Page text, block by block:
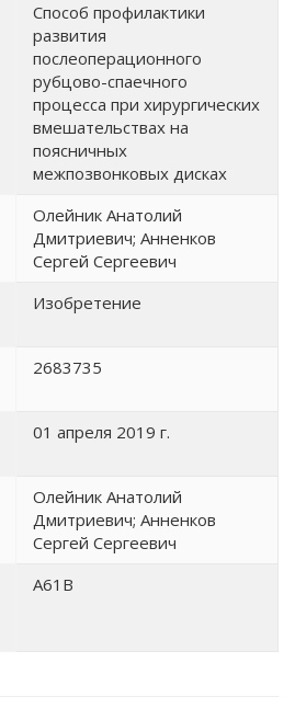
Способ профилактики
развития
послеоперационного
рубцово-спаечного
процесса при хирургических
вмешательствах на
поясничных
межпозвонковых дисках
Олейник Анатолий
Дмитриевич; Анненков
Сергей Сергеевич
Изобретение
2683735
01 апреля 2019 г.
Олейник Анатолий
Дмитриевич; Анненков
Сергей Сергеевич
А61В